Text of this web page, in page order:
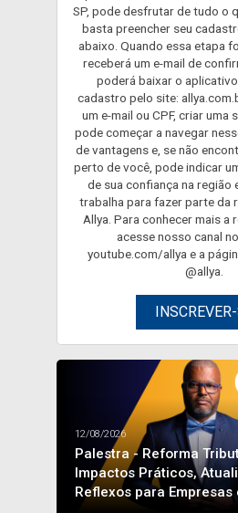
SP, pode desfrutar de tudo o
basta preencher seu
abaixo. Quando essa etapa
receberá um e-mail de
poderá baixar o
cadastro pelo site:
um e-mail ou CPF, criar uma
pode começar a navegar
de vantagens e, se não
perto de você, pode indicar
de sua confiança na região
trabalha para fazer parte da
Allya. Para conhecer mais a
acesse nosso canal
youtube.com/allya e a
@allya.
12/08/2026
Palestra - Reforma
Impactos Práticos,
Reflexos para